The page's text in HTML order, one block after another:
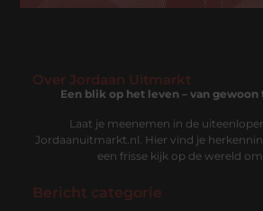
Over Jordaan Uitmarkt
Een blik op het leven – van
Laat je meenemen in de
Jordaanuitmarkt.nl. Hier vind je
een frisse kijk op de wereld om
Bericht categorie